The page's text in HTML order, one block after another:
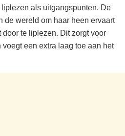
als uitgangspunten. De
de wereld om haar heen ervaart
te liplezen. Dit zorgt voor
een extra laag toe aan het